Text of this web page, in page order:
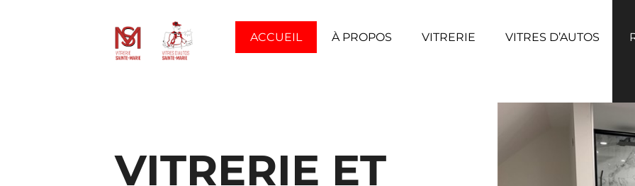
ACCUEIL À PROPOS VITRERIE VITRES D’AUTOS
VITRERIE ET